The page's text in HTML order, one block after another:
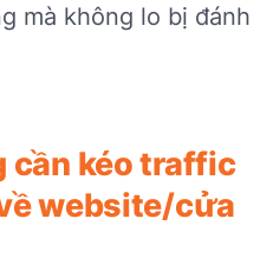
mà không lo bị đánh
cần kéo traffic
website/cửa